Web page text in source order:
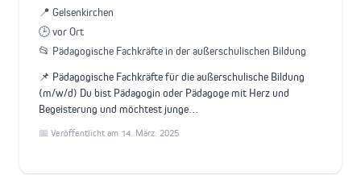
📍 Gelsenkirchen
🕒 vor Ort
📂 Pädagogische Fachkräfte in der außerschulischen Bildung
📌 Pädagogische Fachkräfte für die außerschulische Bildung
(m/w/d) Du bist Pädagogin oder Pädagoge mit Herz und
Begeisterung und möchtest junge…
📅 Veröffentlicht am 14. März. 2025